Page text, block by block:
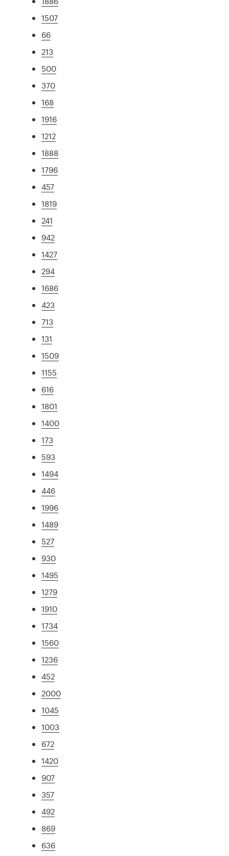
1507
66
213
500
370
168
1916
1212
1888
1796
457
1819
241
942
1427
294
1686
423
713
131
1509
1155
616
1801
1400
173
593
1494
446
1996
1489
527
930
1495
1279
1910
1734
1560
1236
452
2000
1045
1003
672
1420
907
357
492
869
636